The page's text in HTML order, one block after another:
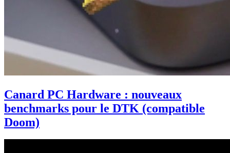
Canard PC Hardware : nouveaux
benchmarks pour le DTK (compatible
Doom)